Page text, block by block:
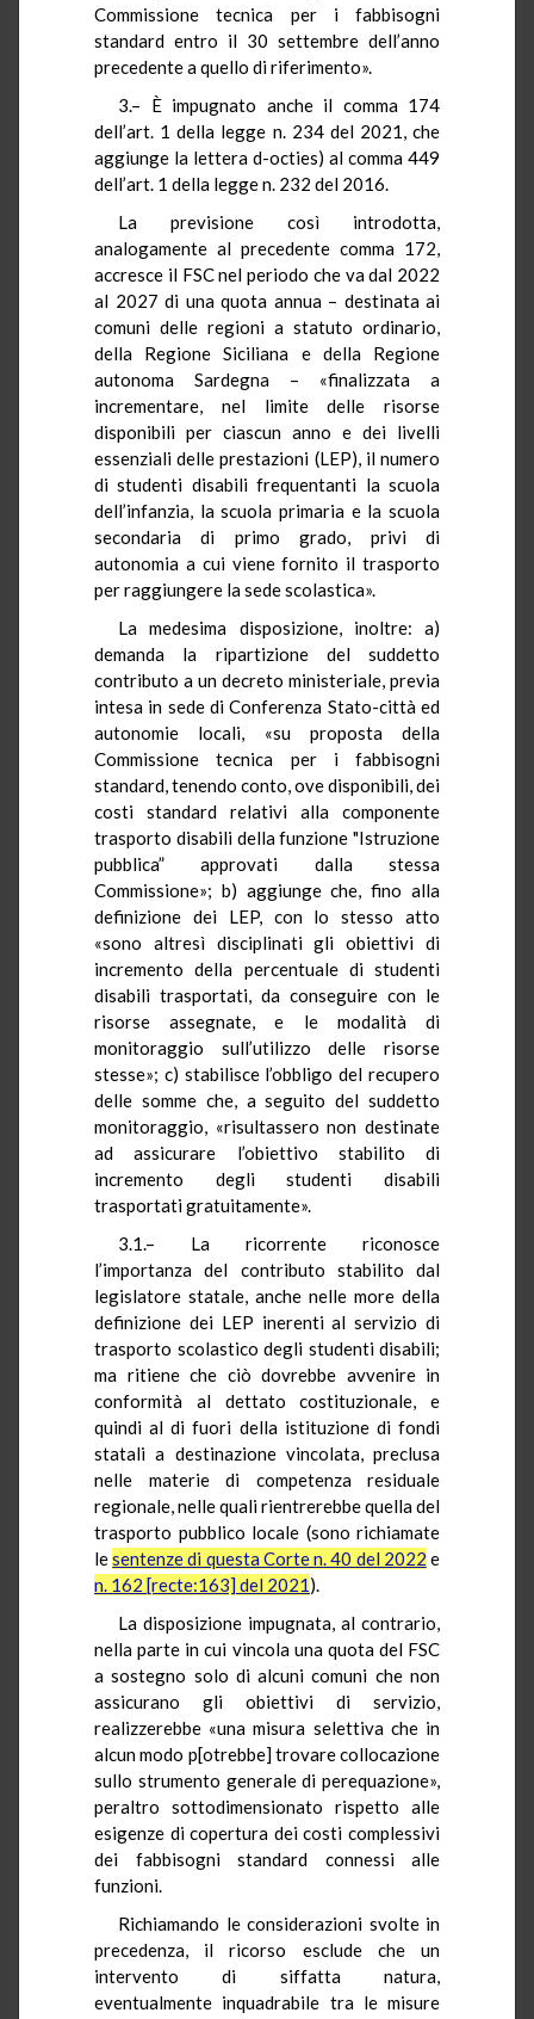
Commissione tecnica per i fabbisogni
standard entro il 30 settembre dell’anno
precedente a quello di riferimento».
3.– È impugnato anche il comma 174
dell’art. 1 della legge n. 234 del 2021, che
aggiunge la lettera d-octies) al comma 449
dell’art. 1 della legge n. 232 del 2016.
La previsione così introdotta,
analogamente al precedente comma 172,
accresce il FSC nel periodo che va dal 2022
al 2027 di una quota annua – destinata ai
comuni delle regioni a statuto ordinario,
della Regione Siciliana e della Regione
autonoma Sardegna – «finalizzata a
incrementare, nel limite delle risorse
disponibili per ciascun anno e dei livelli
essenziali delle prestazioni (LEP), il numero
di studenti disabili frequentanti la scuola
dell’infanzia, la scuola primaria e la scuola
secondaria di primo grado, privi di
autonomia a cui viene fornito il trasporto
per raggiungere la sede scolastica».
La medesima disposizione, inoltre: a)
demanda la ripartizione del suddetto
contributo a un decreto ministeriale, previa
intesa in sede di Conferenza Stato-città ed
autonomie locali, «su proposta della
Commissione tecnica per i fabbisogni
standard, tenendo conto, ove disponibili, dei
costi standard relativi alla componente
trasporto disabili della funzione "Istruzione
pubblica” approvati dalla stessa
Commissione»; b) aggiunge che, fino alla
definizione dei LEP, con lo stesso atto
«sono altresì disciplinati gli obiettivi di
incremento della percentuale di studenti
disabili trasportati, da conseguire con le
risorse assegnate, e le modalità di
monitoraggio sull’utilizzo delle risorse
stesse»; c) stabilisce l’obbligo del recupero
delle somme che, a seguito del suddetto
monitoraggio, «risultassero non destinate
ad assicurare l’obiettivo stabilito di
incremento degli studenti disabili
trasportati gratuitamente».
3.1.– La ricorrente riconosce
l’importanza del contributo stabilito dal
legislatore statale, anche nelle more della
definizione dei LEP inerenti al servizio di
trasporto scolastico degli studenti disabili;
ma ritiene che ciò dovrebbe avvenire in
conformità al dettato costituzionale, e
quindi al di fuori della istituzione di fondi
statali a destinazione vincolata, preclusa
nelle materie di competenza residuale
regionale, nelle quali rientrerebbe quella del
trasporto pubblico locale (sono richiamate
lesentenze di questa Corte n. 40 del 2022 e
n. 162 [recte:163] del 2021).
La disposizione impugnata, al contrario,
nella parte in cui vincola una quota del FSC
a sostegno solo di alcuni comuni che non
assicurano gli obiettivi di servizio,
realizzerebbe «una misura selettiva che in
alcun modo p[otrebbe] trovare collocazione
sullo strumento generale di perequazione»,
peraltro sottodimensionato rispetto alle
esigenze di copertura dei costi complessivi
dei fabbisogni standard connessi alle
funzioni.
Richiamando le considerazioni svolte in
precedenza, il ricorso esclude che un
intervento di siffatta natura,
eventualmente inquadrabile tra le misure